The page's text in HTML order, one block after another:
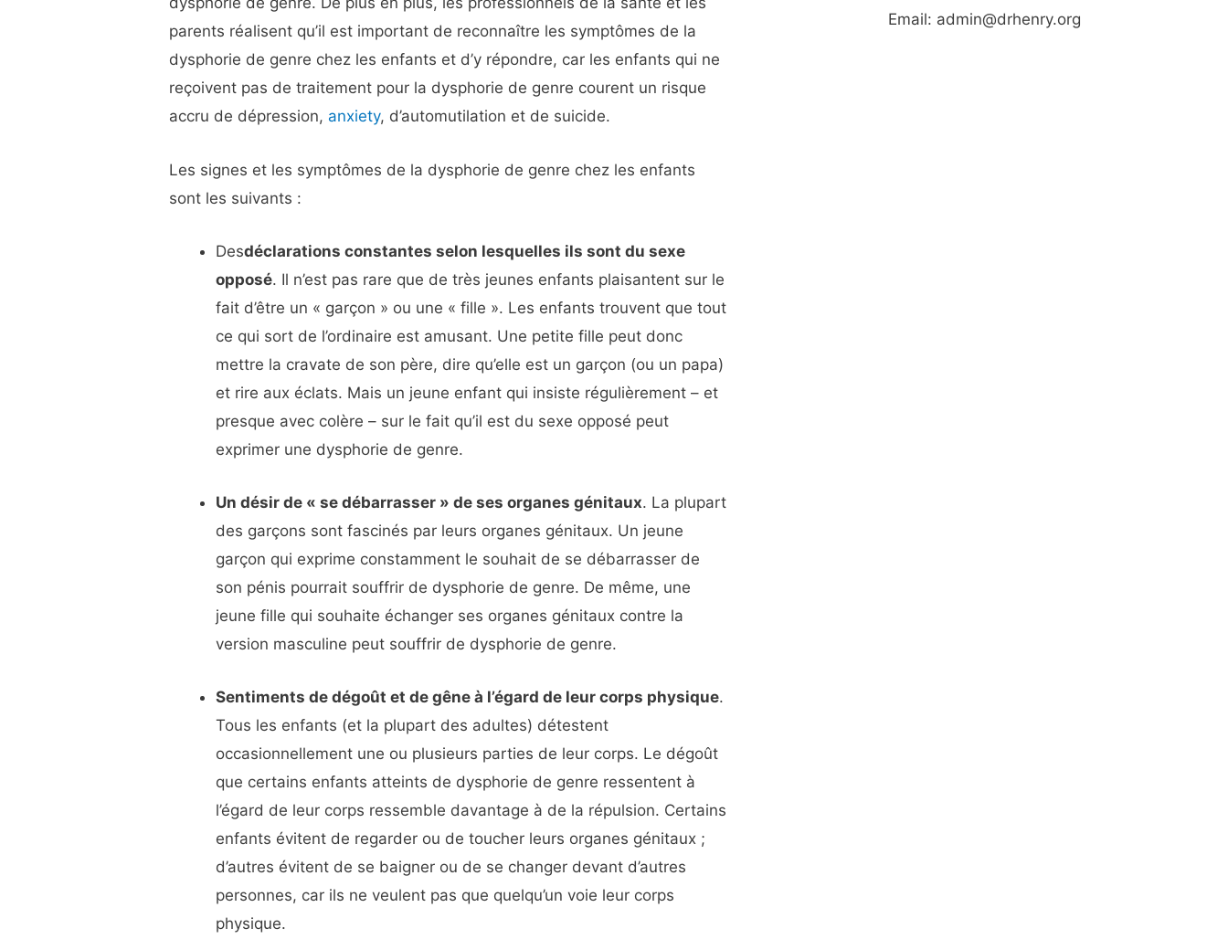
parents réalisent qu’il est important de reconnaître les symptômes de la
dysphorie de genre chez les enfants et d’y répondre, car les enfants qui ne
reçoivent pas de traitement pour la dysphorie de genre courent un risque
accru de dépression, anxiety, d’automutilation et de suicide.
Les signes et les symptômes de la dysphorie de genre chez les enfants
sont les suivants :
Desdéclarations constantes selon lesquelles ils sont du sexe
opposé. Il n’est pas rare que de très jeunes enfants plaisantent sur le
fait d’être un « garçon » ou une « fille ». Les enfants trouvent que tout
ce qui sort de l’ordinaire est amusant. Une petite fille peut donc
mettre la cravate de son père, dire qu’elle est un garçon (ou un papa)
et rire aux éclats. Mais un jeune enfant qui insiste régulièrement – et
presque avec colère – sur le fait qu’il est du sexe opposé peut
exprimer une dysphorie de genre.
Un désir de « se débarrasser » de ses organes génitaux. La plupart
des garçons sont fascinés par leurs organes génitaux. Un jeune
garçon qui exprime constamment le souhait de se débarrasser de
son pénis pourrait souffrir de dysphorie de genre. De même, une
jeune fille qui souhaite échanger ses organes génitaux contre la
version masculine peut souffrir de dysphorie de genre.
Sentiments de dégoût et de gêne à l’égard de leur corps physique.
Tous les enfants (et la plupart des adultes) détestent
occasionnellement une ou plusieurs parties de leur corps. Le dégoût
que certains enfants atteints de dysphorie de genre ressentent à
l’égard de leur corps ressemble davantage à de la répulsion. Certains
enfants évitent de regarder ou de toucher leurs organes génitaux ;
d’autres évitent de se baigner ou de se changer devant d’autres
personnes, car ils ne veulent pas que quelqu’un voie leur corps
physique.
Email: admin@drhenry.org